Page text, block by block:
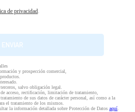
de privacidad.
y prospección comercial,
salvo obligación legal.
acceso, rectificación, limitación de tratamiento,
de sus datos de carácter personal, así como a la
el tratamiento de los mismos.
la información detallada sobre Protección de Datos aquí.